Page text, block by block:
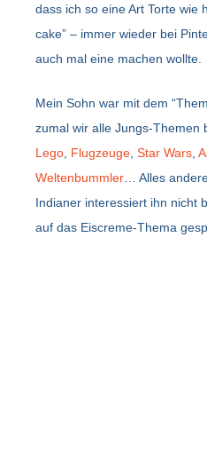
dass ich so eine Art Torte wie
cake” – immer wieder bei
auch mal eine machen wollte.
Mein Sohn war mit dem
zumal wir alle Jungs-Themen
Lego Flugzeuge Star Wars
Weltenbummler … Alles
Indianer interessiert ihn nicht
auf das Eiscreme-Thema